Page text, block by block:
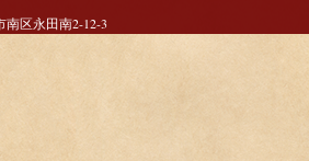
南区永田南2-12-3